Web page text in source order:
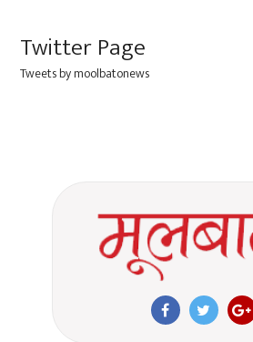
Twitter Page
Tweets by moolbatonews